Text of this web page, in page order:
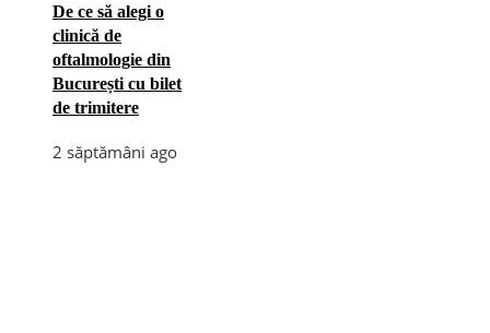
De ce să alegi o
clinică de
oftalmologie din
București cu bilet
de trimitere
2 săptămâni ago